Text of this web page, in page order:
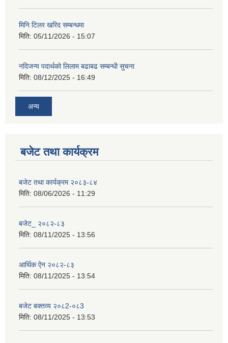
मिनि टिलर खरिद सम्बन्धमा
मिति: 05/11/2026 - 15:07
नदिजन्य पदार्थको लिलाम बढाबढ सम्बन्धी सुचना
मिति: 08/12/2025 - 16:49
अन्य
बजेट तथा कार्यक्रम
बजेट तथा कार्यक्रम २०८३-८४
मिति: 08/06/2026 - 11:29
बजेट_ २०८२-८३
मिति: 08/11/2025 - 13:56
आर्थिक ऐन २०८२-८३
मिति: 08/11/2025 - 13:54
बजेट बक्तव्य २०८2-०८3
मिति: 08/11/2025 - 13:53